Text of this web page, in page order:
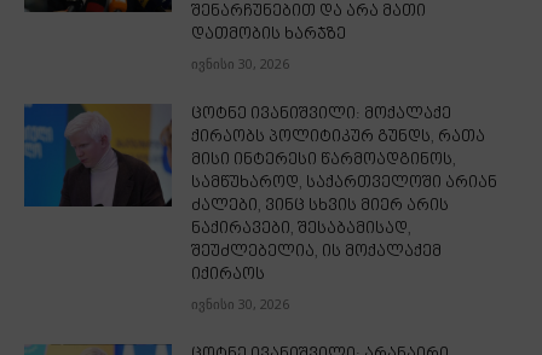
შენარჩუნებით და არა მათი
დათმობის ხარჯზე
ივნისი 30, 2026
ცოტნე ივანიშვილი: მოქალაქე
ქირაობს პოლიტიკურ გუნდს, რათა
მისი ინტერესი წარმოადგინოს,
სამწუხაროდ, საქართველოში არიან
ძალები, ვინც სხვის მიერ არის
ნაქირავები, შესაბამისად,
შეუძლებელია, ის მოქალაქემ
იქირაოს
ივნისი 30, 2026